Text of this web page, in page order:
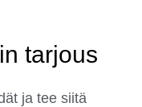
tarjous
ja tee siitä